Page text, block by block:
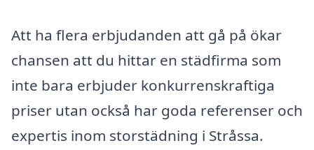
Att ha flera erbjudanden att gå på ökar
chansen att du hittar en städfirma som
inte bara erbjuder konkurrenskraftiga
priser utan också har goda referenser och
expertis inom storstädning i Stråssa.